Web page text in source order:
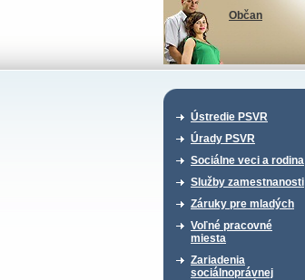
Občan
Ústredie PSVR
Úrady PSVR
Sociálne veci a rodina
Služby zamestnanosti
Záruky pre mladých
Voľné pracovné
miesta
Zariadenia
sociálnoprávnej